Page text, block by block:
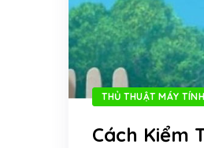
THỦ THUẬT MÁY TÍNH
Cách Kiểm